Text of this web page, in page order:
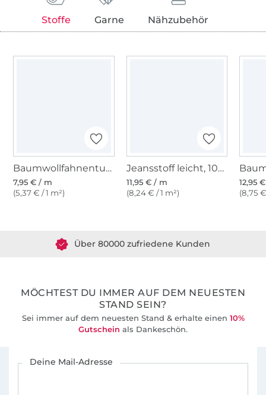
Stoffe Garne Nähzubehör
Baumwollfahnentuch, weiß
7,95 € / m
(5,37 € / 1 m²)
Jeansstoff leicht, 100% Baumwolle - Chambray, hellblau
11,95 € / m
(8,24 € / 1 m²)
12,95
(8,75
MÖCHTEST DU IMMER AUF DEM NEUESTEN
STAND SEIN?
Sei immer auf dem neuesten Stand & erhalte einen 10%
Gutschein als Dankeschön.
Deine Mail-Adresse